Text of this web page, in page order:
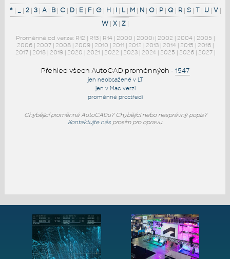
*| _| 2| 3| A| B| C| D| E| F| G| H | I| L| M| N| O| P| Q| R| S| T| U| V|
W | X | Z |
Proměnné od verze: R12 | R13 | R14 | 2000 | 2000i | 2002 | 2004 | 2005 |
2006 | 2007 | 2008 | 2009 | 2010 | 2011 | 2012 | 2013 | 2014 | 2015 | 2016 |
2017 | 2018 | 2019 | 2020 | 2021 | 2022 | 2023 | 2024 | 2025 | 2026 | 2027 |
Přehled všech AutoCAD proměnných - 1547
jen neobsažené v LT
jen v Mac verzi
proměnné prostředí
Chybějící proměnná AutoCADu? Chybějící nebo nesprávný popis?
Kontaktujte násprosím pro opravu.